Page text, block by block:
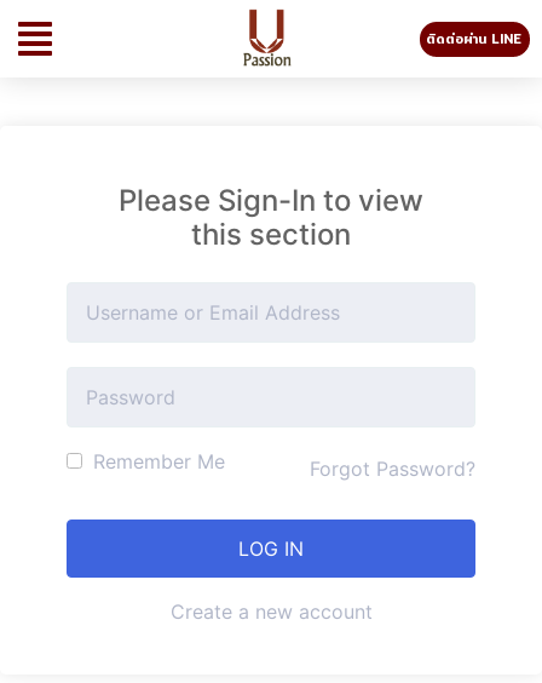
ติดต่อผ่าน LINE
Please Sign-In to view
this section
Remember Me Forgot Password?
Create a new account